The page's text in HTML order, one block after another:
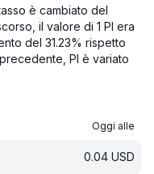
è cambiato del
il valore di 1 PI era
del 31.23% rispetto
PI è variato
Oggi alle
0.04 USD